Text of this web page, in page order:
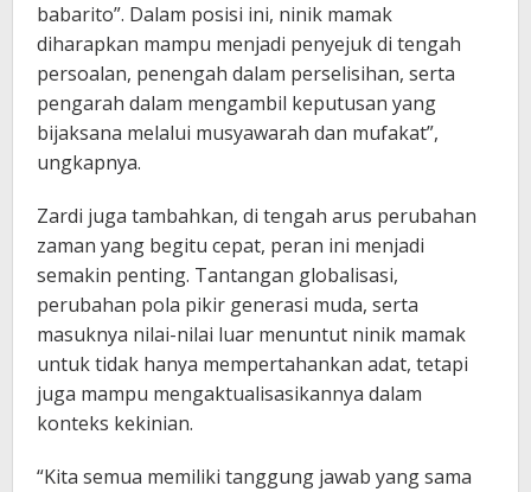
babarito”. Dalam posisi ini, ninik mamak
diharapkan mampu menjadi penyejuk di tengah
persoalan, penengah dalam perselisihan, serta
pengarah dalam mengambil keputusan yang
bijaksana melalui musyawarah dan mufakat”,
ungkapnya.
Zardi juga tambahkan, di tengah arus perubahan
zaman yang begitu cepat, peran ini menjadi
semakin penting. Tantangan globalisasi,
perubahan pola pikir generasi muda, serta
masuknya nilai-nilai luar menuntut ninik mamak
untuk tidak hanya mempertahankan adat, tetapi
juga mampu mengaktualisasikannya dalam
konteks kekinian.
“Kita semua memiliki tanggung jawab yang sama